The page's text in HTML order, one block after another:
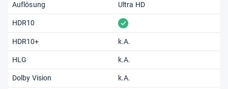
Auflösung Ultra HD
HDR10 vorhanden
HDR10+ k.A.
HLG k.A.
Dolby Vision k.A.